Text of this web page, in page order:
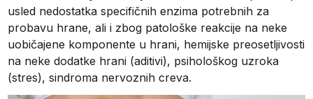
usled nedostatka specifičnih enzima potrebnih za
probavu hrane, ali i zbog patološke reakcije na neke
uobičajene komponente u hrani, hemijske preosetljivosti
na neke dodatke hrani (aditivi), psihološkog uzroka
(stres), sindroma nervoznih creva.